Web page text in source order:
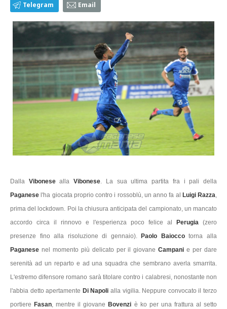
Telegram Email
Dalla ViboneseallaVibonese. La sua ultima partita fra i pali della
Paganese l'ha giocata proprio contro i rossoblù, un anno fa al Luigi Razza,
prima del lockdown. Poi la chiusura anticipata del campionato, un mancato
accordo circa il rinnovo e l'esperienza poco felice al
Perugia (zero
presenze fino alla risoluzione di gennaio).
Paolo Baioccotorna alla
Paganese nel momento più delicato per il giovaneCampanie per dare
serenità ad un reparto e ad una squadra che sembrano averla smarrita.
L'estremo difensore romano sarà titolare contro i calabresi, nonostante non
l'abbia detto apertamente Di Napolialla vigilia. Neppure convocato il terzo
portiere Fasan, mentre il giovane Bovenzi è ko per una frattura al setto